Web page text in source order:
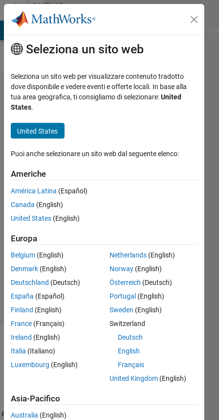
Vai al contenutoMATLAB
Answers
how to
plot a
function?
Zafer
Duyenli
1 Dic
2022
3
Risposta
accettata
Aggiornato
2 Dic 2022
Visualizzazioni
(30 giorni)
Ran in:
Seleziona un sito web
Seleziona un sito web per visualizzare contenuto tradotto
dove disponibile e vedere eventi e offerte locali. In base alla
tua area geografica, ti consigliamo di selezionare:United
States.
United States
Puoi anche selezionare un sito web dal seguente elenco:
Americhe
América Latina (Español)
Canada (English)
United States (English)
Europa
Belgium (English)
Denmark (English)
Deutschland (Deutsch)
España (Español)
Finland (English)
France (Français)
Ireland (English)
Italia (Italiano)
Luxembourg (English)
Netherlands(English)
Norway(English)
Österreich (Deutsch)
Portugal (English)
Sweden (English)
Switzerland
Deutsch
English
Français
United Kingdom(English)
Asia-Pacifico
Australia (English)